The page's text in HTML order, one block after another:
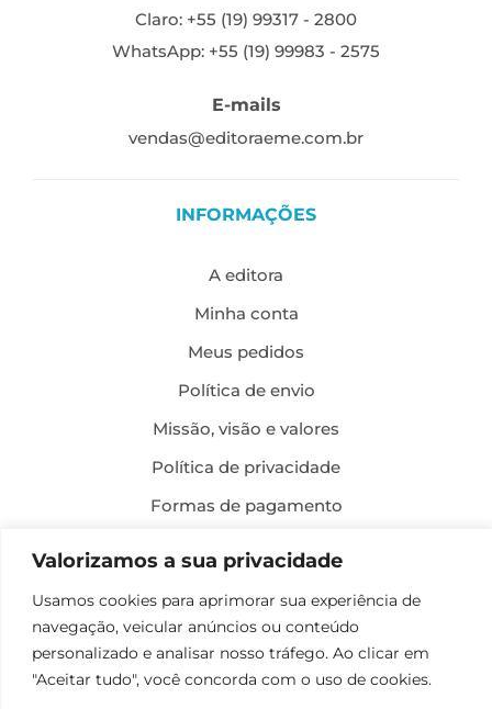
Valorizamos a sua privacidade
Usamos cookies para aprimorar sua experiência de
navegação, veicular anúncios ou conteúdo
personalizado e analisar nosso tráfego. Ao clicar em
"Aceitar tudo", você concorda com o uso de cookies.
Claro: +55 (19) 99317 - 2800
WhatsApp: +55 (19) 99983 - 2575
E-mails
vendas@editoraeme.com.br
INFORMAÇÕES
A editora
Minha conta
Meus pedidos
Política de envio
Missão, visão e valores
Política de privacidade
Formas de pagamento
Desenvolvimento: